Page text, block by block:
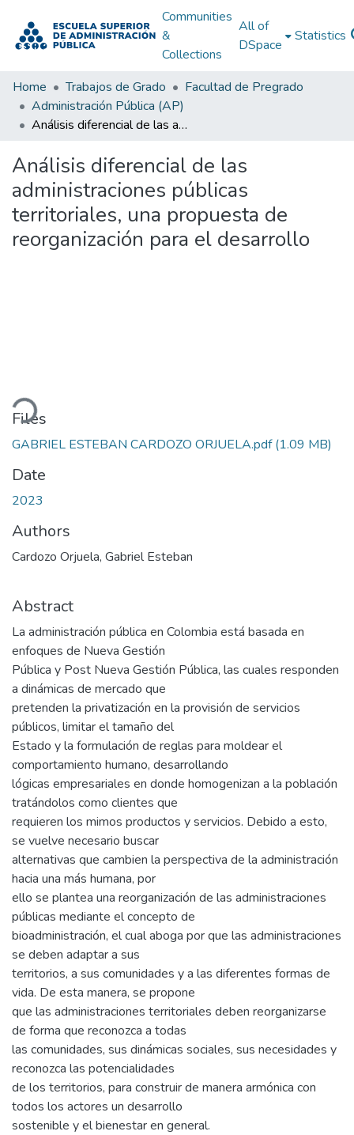
Communities
&
Collections
All of
DSpace
Statistics
Home Trabajos de Grado
Facultad de Pregrado
Administración Pública (AP)
Análisis diferencial de las administraciones públicas territoriales, una propuesta de reorganización para el desarrollo
Análisis diferencial de las
administraciones públicas
territoriales, una propuesta de
reorganización para el desarrollo
Files
GABRIEL ESTEBAN CARDOZO ORJUELA.pdf(1.09 MB)
Date
2023
Authors
Cardozo Orjuela, Gabriel Esteban
Abstract
La administración pública en Colombia está basada en
enfoques de Nueva Gestión
Pública y Post Nueva Gestión Pública, las cuales responden
a dinámicas de mercado que
pretenden la privatización en la provisión de servicios
públicos, limitar el tamaño del
Estado y la formulación de reglas para moldear el
comportamiento humano, desarrollando
lógicas empresariales en donde homogenizan a la población
tratándolos como clientes que
requieren los mimos productos y servicios. Debido a esto,
se vuelve necesario buscar
alternativas que cambien la perspectiva de la administración
hacia una más humana, por
ello se plantea una reorganización de las administraciones
públicas mediante el concepto de
bioadministración, el cual aboga por que las administraciones
se deben adaptar a sus
territorios, a sus comunidades y a las diferentes formas de
vida. De esta manera, se propone
que las administraciones territoriales deben reorganizarse
de forma que reconozca a todas
las comunidades, sus dinámicas sociales, sus necesidades y
reconozca las potencialidades
de los territorios, para construir de manera armónica con
todos los actores un desarrollo
sostenible y el bienestar en general.